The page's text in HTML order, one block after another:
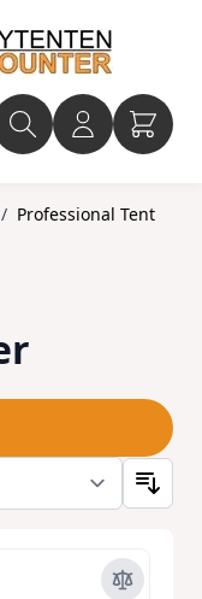
/ Professional Tent